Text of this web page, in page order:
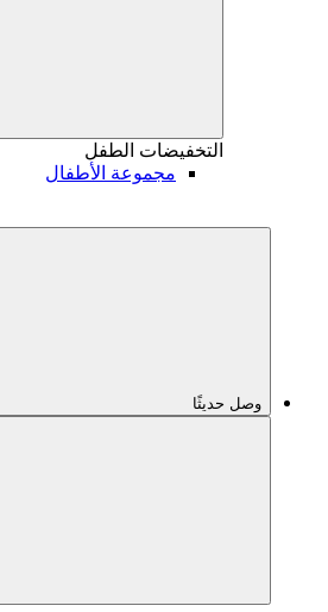
التخفيضات الطفل
مجموعة الأطفال
وصل حديثًا